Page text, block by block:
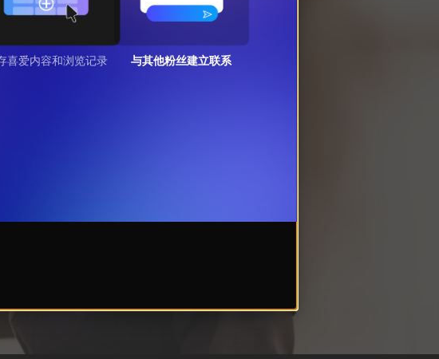
喜爱内容和浏览记录 与其他粉丝建立联系